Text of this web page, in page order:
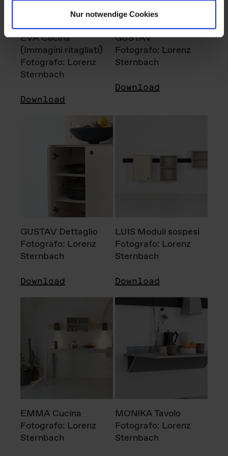
Nur notwendige Cookies
EVA Cucina
(Immagini ritagliati)
Fotografo: Lorenz
Sternbach
Download
GUSTAV
Fotografo: Lorenz
Sternbach
Download
GUSTAV Dettaglio
Fotografo: Lorenz
Sternbach
Download
LUIS Moduli sospesi
Fotografo: Lorenz
Sternbach
Download
EMMA Cucina
Fotografo: Lorenz
Sternbach
MONIKA Tavolo
Fotografo: Lorenz
Sternbach